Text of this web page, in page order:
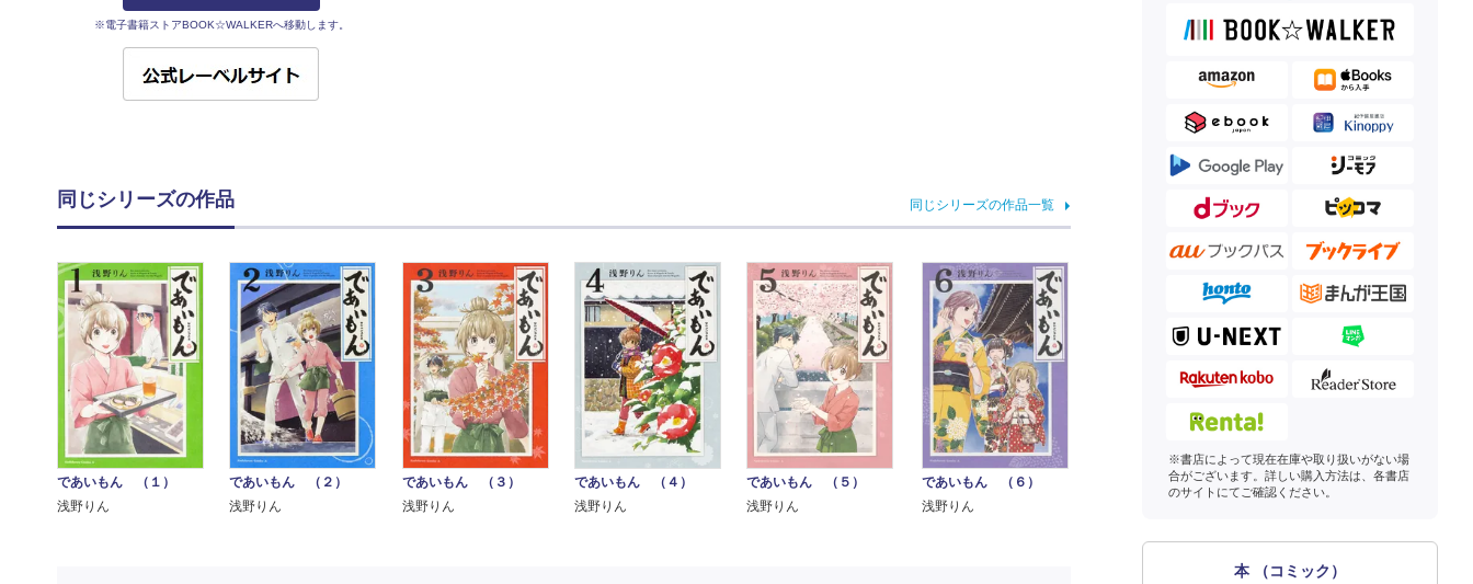
※電子書籍ストアBOOK☆WALKERへ移動します。
同じシリーズの作品 同じシリーズの作品一覧
であいもん （１）
浅野りん
であいもん （２）
浅野りん
であいもん （３）
浅野りん
であいもん （４）
浅野りん
であいもん （５）
浅野りん
であいもん （６）
浅野りん
※書店によって現在在庫や取り扱いがない場
合がございます。詳しい購入方法は、各書店
のサイトにてご確認ください。
本 （コミック）